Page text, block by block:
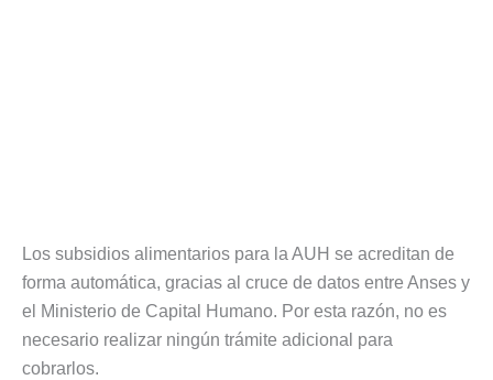
Los subsidios alimentarios para la AUH se acreditan de
forma automática, gracias al cruce de datos entre Anses y
el Ministerio de Capital Humano. Por esta razón, no es
necesario realizar ningún trámite adicional para
cobrarlos.